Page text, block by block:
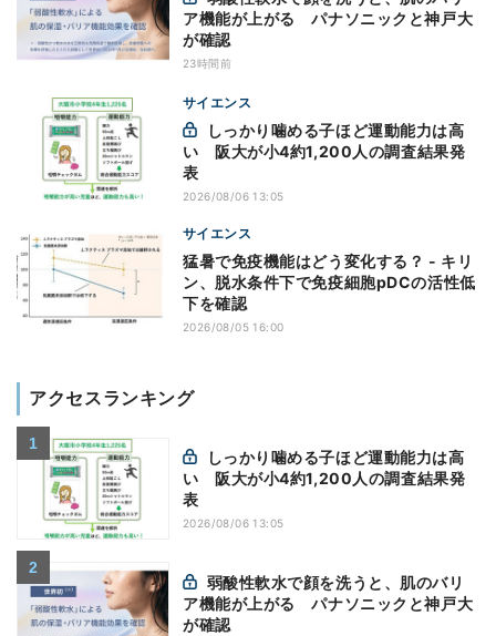
ア機能が上がる パナソニックと神戸大
が確認
23時間前
サイエンス
い 阪大が小4約1,200人の調査結果発
表
2026/08/06 13:05
サイエンス
猛暑で免疫機能はどう変化する？ - キリ
ン、脱水条件下で免疫細胞pDCの活性低
下を確認
2026/08/05 16:00
アクセスランキング
い 阪大が小4約1,200人の調査結果発
表
2026/08/06 13:05
ア機能が上がる パナソニックと神戸大
が確認